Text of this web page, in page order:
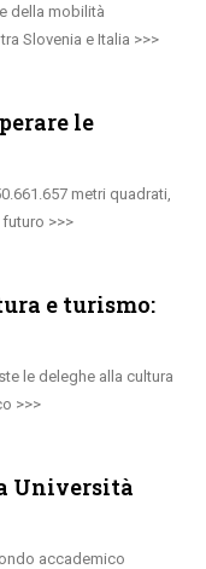
della mobilità
Slovenia e Italia
le
metri quadrati,
e turismo:
le deleghe alla cultura
Università
accademico